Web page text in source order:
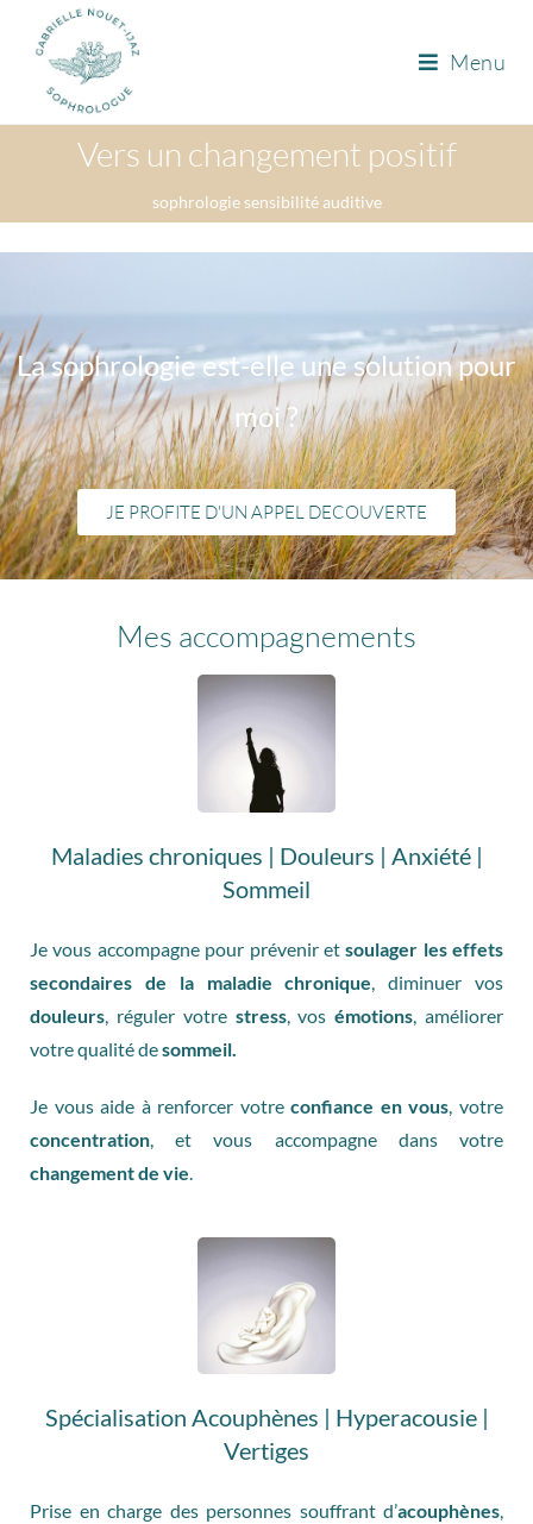
Menu
Vers un changement positif
sophrologie sensibilité auditive
La sophrologie est-elle une solution pour
moi ?
JE PROFITE D'UN APPEL DECOUVERTE
Mes accompagnements
Maladies chroniques | Douleurs | Anxiété |
Sommeil
Je vous accompagne pour prévenir etsoulager les effets
secondaires de la maladie chronique , diminuer vos
douleurs , réguler votre stress, vosémotions , améliorer
votre qualité desommeil.
Je vous aide à renforcer votreconfiance en vous , votre
concentration , et vous accompagne dans votre
changement de vie
Spécialisation Acouphènes | Hyperacousie |
Vertiges
Prise en charge des personnes souffrant d’acouphènes,